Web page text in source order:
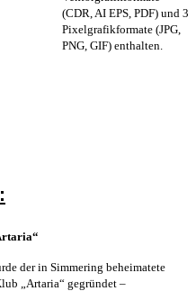
(CDR, AI EPS, PDF) und 3
Pixelgrafikformate (JPG,
PNG, GIF) enthalten.
der in Simmering beheimatete
„Artaria“ gegründet –